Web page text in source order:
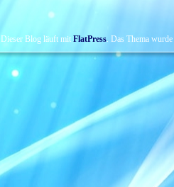
Dieser Blog läuft mit FlatPress. Das Thema